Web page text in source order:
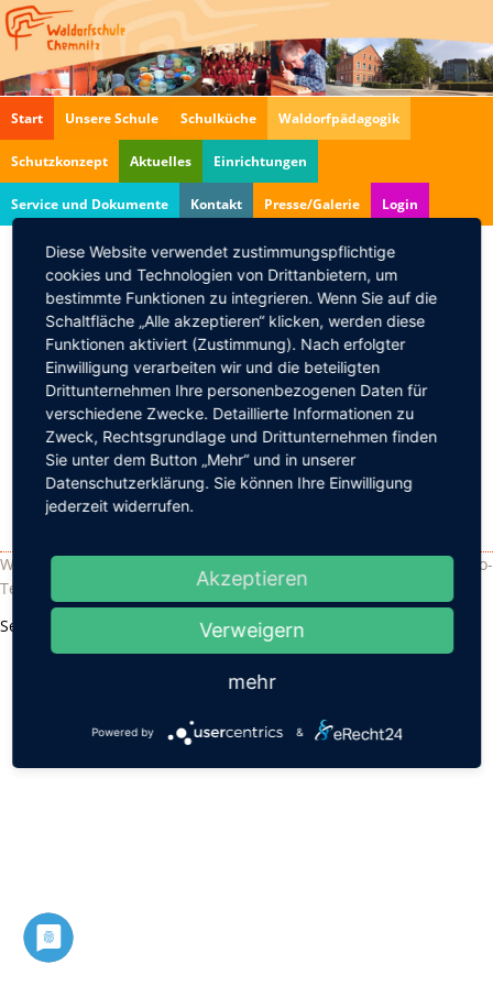
Start Unsere Schule Schulküche Waldorfpädagogik
Schutzkonzept Aktuelles Einrichtungen
Service und Dokumente Kontakt Presse/Galerie Login
Oberuferer
Weihnachtsspiele
20.12.2013, 18:00
17 Uhr Paradeisspiel
18 Uhr Christgeburtsspiel
Zurück
Waldorfschule Chemnitz - Sandstraße 102 - 09114 Chemnitz - Info-
Telefon: 0371 33 40 760 •
Impressum•Datenschutz
Seite drucken
Diese Website verwendet zustimmungspflichtige
cookies und Technologien von Drittanbietern, um
bestimmte Funktionen zu integrieren. Wenn Sie auf die
Schaltfläche „Alle akzeptieren“ klicken, werden diese
Funktionen aktiviert (Zustimmung). Nach erfolgter
Einwilligung verarbeiten wir und die beteiligten
Drittunternehmen Ihre personenbezogenen Daten für
verschiedene Zwecke. Detaillierte Informationen zu
Zweck, Rechtsgrundlage und Drittunternehmen finden
Sie unter dem Button „Mehr“ und in unserer
Datenschutzerklärung. Sie können Ihre Einwilligung
jederzeit widerrufen.
Akzeptieren
Verweigern
mehr
Powered by &